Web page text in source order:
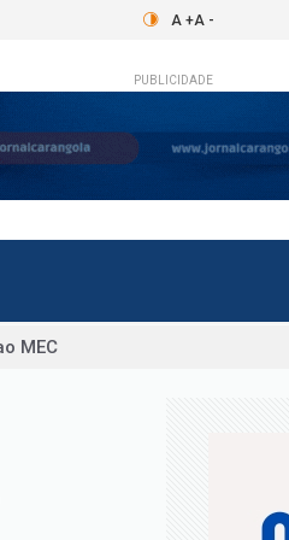
A +A -
PUBLICIDADE
sexta
morte de idoso após canal
neste fim de semana; confira